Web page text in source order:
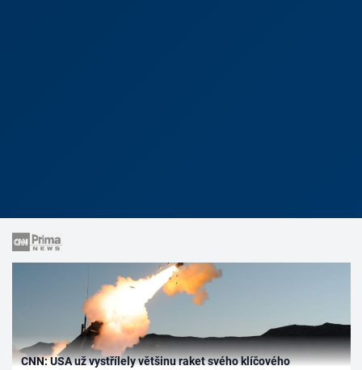
CNN: USA už vystřílely většinu raket svého klíčového